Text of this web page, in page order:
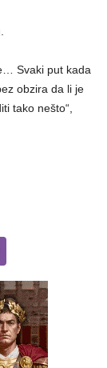
Svaki put kada
obzira da li je
tako nešto“,